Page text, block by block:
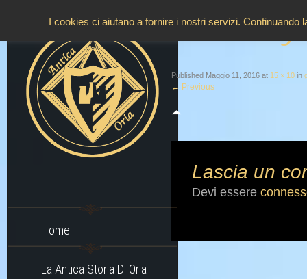
Home
La Antica Storia Di Oria
Published Maggio 11, 2016 at 15 × 10 in
← Previous
Lascia un
Devi essere
I cookies ci aiutano a fornire i nostri servizi.